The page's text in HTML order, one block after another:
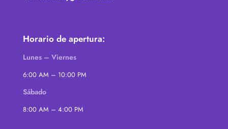
Horario de apertura:
Lunes – Viernes
6:00 AM – 10:00 PM
Sábado
8:00 AM – 4:00 PM